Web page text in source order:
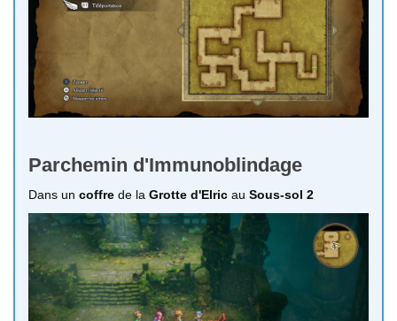
Parchemin d'Immunoblindage
Dans un coffre de la Grotte d'Elric au Sous-sol 2